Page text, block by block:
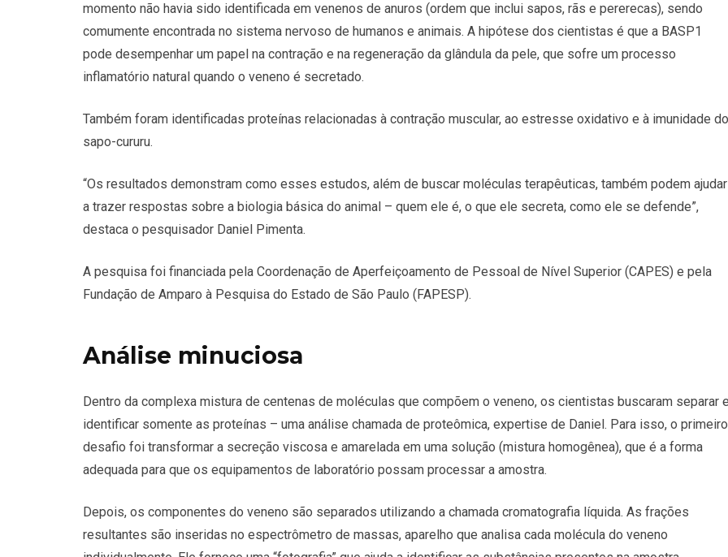
momento não havia sido identificada em venenos de anuros (ordem que inclui sapos, rãs e pererecas), sendo
comumente encontrada no sistema nervoso de humanos e animais. A hipótese dos cientistas é que a BASP1
pode desempenhar um papel na contração e na regeneração da glândula da pele, que sofre um processo
inflamatório natural quando o veneno é secretado.
Também foram identificadas proteínas relacionadas à contração muscular, ao estresse oxidativo e à imunidade do
sapo-cururu.
“Os resultados demonstram como esses estudos, além de buscar moléculas terapêuticas, também podem ajudar
a trazer respostas sobre a biologia básica do animal – quem ele é, o que ele secreta, como ele se defende”,
destaca o pesquisador Daniel Pimenta.
A pesquisa foi financiada pela Coordenação de Aperfeiçoamento de Pessoal de Nível Superior (CAPES) e pela
Fundação de Amparo à Pesquisa do Estado de São Paulo (FAPESP).
Análise minuciosa
Dentro da complexa mistura de centenas de moléculas que compõem o veneno, os cientistas buscaram separar e
identificar somente as proteínas – uma análise chamada de proteômica, expertise de Daniel. Para isso, o primeiro
desafio foi transformar a secreção viscosa e amarelada em uma solução (mistura homogênea), que é a forma
adequada para que os equipamentos de laboratório possam processar a amostra.
Depois, os componentes do veneno são separados utilizando a chamada cromatografia líquida. As frações
resultantes são inseridas no espectrômetro de massas, aparelho que analisa cada molécula do veneno